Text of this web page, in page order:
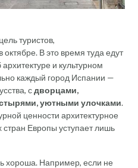
туристов,
В это время туда едут
и культурном
каждый город Испании —
сдворцами,
уютными улочками.
ценности архитектурное
Европы уступает лишь
хороша. Например, если не